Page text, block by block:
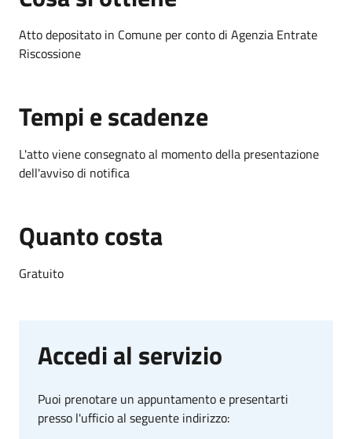
Atto depositato in Comune per conto di Agenzia Entrate
Riscossione
Tempi e scadenze
L'atto viene consegnato al momento della presentazione
dell'avviso di notifica
Quanto costa
Gratuito
Accedi al servizio
Puoi prenotare un appuntamento e presentarti
presso l'ufficio al seguente indirizzo: